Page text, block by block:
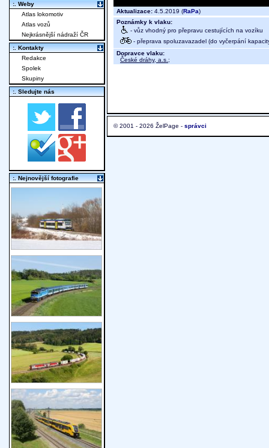
Aktualizace: 4.5.2019 (RaPa)
Poznámky k vlaku:
- vůz vhodný pro přepravu cestujících na vozíku
- přeprava spoluzavazadel (do vyčerpání
Dopravce vlaku:
České dráhy, a.s. ;
© 2001 - 2026 ŽelPage - správci
:. Weby
Atlas lokomotiv
Atlas vozů
Nejkrásnější nádraží ČR
:. Kontakty
Redakce
Spolek
Skupiny
:. Sledujte nás
:. Nejnovější fotografie